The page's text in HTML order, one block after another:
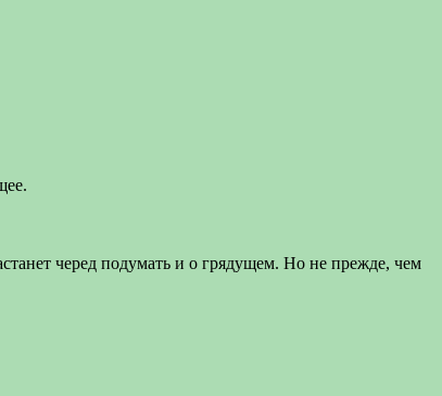
черед подумать и о грядущем. Но не прежде, чем